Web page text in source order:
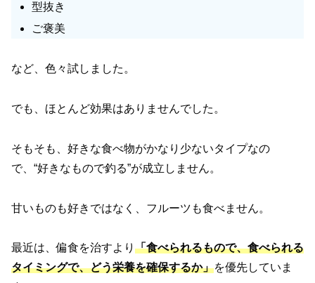
型抜き
ご褒美
など、色々試しました。
でも、ほとんど効果はありませんでした。
そもそも、好きな食べ物がかなり少ないタイプなの
で、“好きなもので釣る”が成立しません。
甘いものも好きではなく、フルーツも食べません。
最近は、偏食を治すより 「食べられるもので、食べられる
タイミングで、どう栄養を確保するか」を優先していま